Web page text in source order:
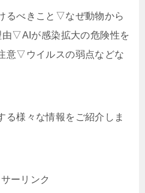
るべきこと▽なぜ動物から
由▽AIが感染拡大の危険性を
意▽ウイルスの弱点などな
る様々な情報をご紹介しま
ーリンク